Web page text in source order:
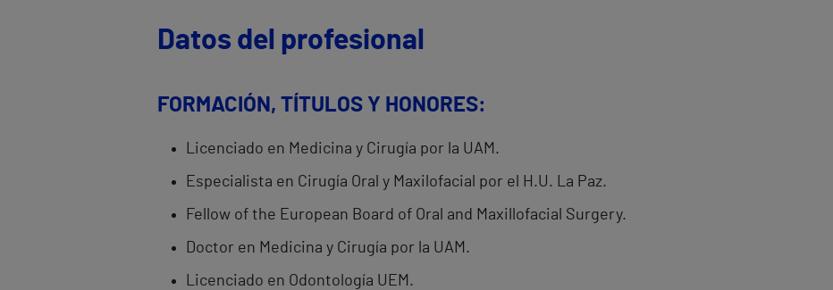
Datos del profesional
FORMACIÓN, TÍTULOS Y HONORES:
Licenciado en Medicina y Cirugía por la UAM.
Especialista en Cirugía Oral y Maxilofacial por el H.U. La Paz.
Fellow of the European Board of Oral and Maxillofacial Surgery.
Doctor en Medicina y Cirugía por la UAM.
Licenciado en Odontología UEM.